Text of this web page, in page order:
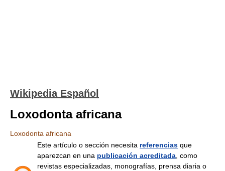
Wikipedia Español
Loxodonta africana
Loxodonta africana
Este artículo o sección necesita referencias que
aparezcan en una publicación acreditada , como
revistas especializadas, monografías, prensa diaria o